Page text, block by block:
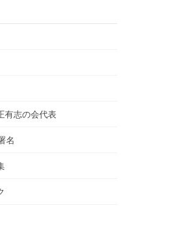
有志の会代表
名